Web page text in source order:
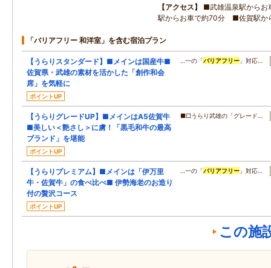
アクセス
■武雄温泉駅から
駅からお車で約70分 ■佐賀駅か
「バリアフリー 和洋室」を含む宿泊プラン
【うらりスタンダード】■メインは国産牛■
佐賀県・武雄の素材を活かした「創作和会
席」を気軽に
ポイントUP
…一の「バリアフリー 」対応…
【うらりグレードUP】■メインはA5佐賀牛
■美しい＜艶さし＞に虜！「黒毛和牛の最高
ブランド」を堪能
ポイントUP
■□うらり武雄の「グレード…
【うらりプレミアム】■メインは「伊万里
牛・佐賀牛」の食べ比べ■ 伊勢海老のお造り
付の贅沢コース
ポイントUP
…一の「バリアフリー 」対応…
この施